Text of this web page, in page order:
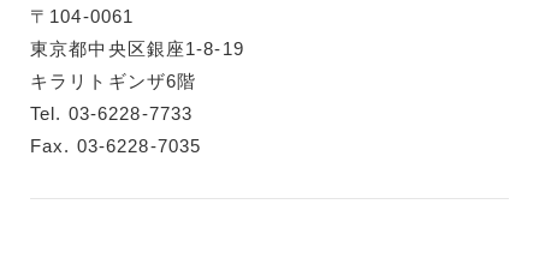
〒104-0061
東京都中央区銀座1-8-19
キラリトギンザ6階
Tel. 03-6228-7733
Fax. 03-6228-7035